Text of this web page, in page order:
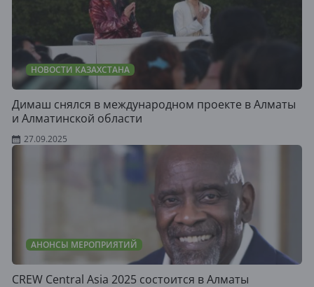
НОВОСТИ КАЗАХСТАНА
Димаш снялся в международном проекте в Алматы
и Алматинской области
27.09.2025
АНОНСЫ МЕРОПРИЯТИЙ
CREW Central Asia 2025 состоится в Алматы